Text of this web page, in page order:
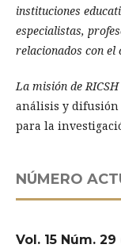
instituciones
especialistas,
relacionados con el
La misión de RICSH
análisis y difusión
para la
NÚMERO
Vol. 15 Núm.